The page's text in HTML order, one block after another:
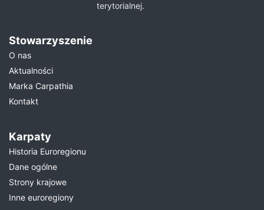
terytorialnej.
Stowarzyszenie
O nas
Aktualności
Marka Carpathia
Kontakt
Karpaty
Historia Euroregionu
Dane ogólne
Strony krajowe
Inne euroregiony